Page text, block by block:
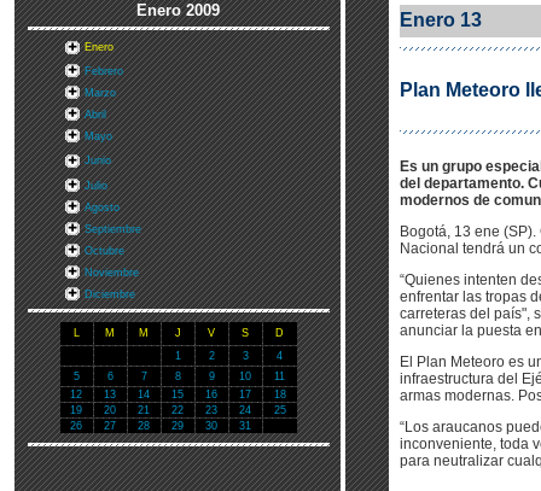
Enero2009
Enero
Febrero
Marzo
Abril
Mayo
Junio
Julio
Agosto
Septiembre
Octubre
Noviembre
Diciembre
L M M J V S
D
1
2 3
4
5
6 7 8 9 10
11
12
13 14 15 16 17
18
19
20 21 22 23 24
25
26
27 28 29 30 31
Enero 13
Plan Meteoro
Es un grupo
del departamento.
modernos de
Bogotá, 13 ene
Nacional tendrá un
“Quienes intenten
enfrentar las tropas
carreteras del país",
anunciar la puesta
El Plan Meteoro es
infraestructura del
armas modernas.
“Los araucanos
inconveniente, toda
para neutralizar